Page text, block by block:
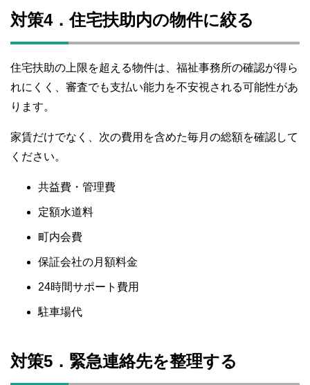
対策4．住宅扶助内の物件に絞る
住宅扶助の上限を超える物件は、福祉事務所の確認が得ら
れにくく、審査でも支払い能力を不安視される可能性があ
ります。
家賃だけでなく、次の費用を含めた毎月の総額を確認して
ください。
共益費・管理費
定額水道料
町内会費
保証会社の月額料金
24時間サポート費用
駐車場代
対策5．緊急連絡先を整理する